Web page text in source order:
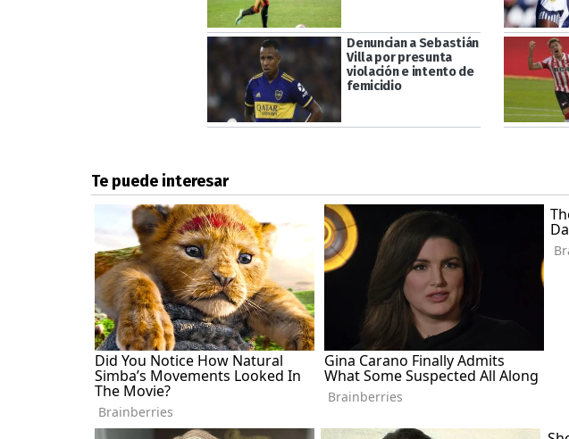
Denuncian a Sebastián
Villa por presunta
violación e intento de
femicidio